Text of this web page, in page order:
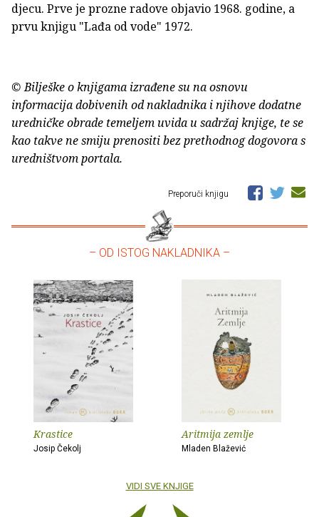
djecu. Prve je prozne radove objavio 1968. godine, a
prvu knjigu "Lađa od vode" 1972.
© Bilješke o knjigama izrađene su na osnovu
informacija dobivenih od nakladnika i njihove dodatne
uredničke obrade temeljem uvida u sadržaj knjige, te se
kao takve ne smiju prenositi bez prethodnog dogovora s
uredništvom portala.
Preporuči knjigu
– OD ISTOG NAKLADNIKA –
Krastice
Josip Čekolj
Aritmija zemlje
Mladen Blažević
VIDI SVE KNJIGE